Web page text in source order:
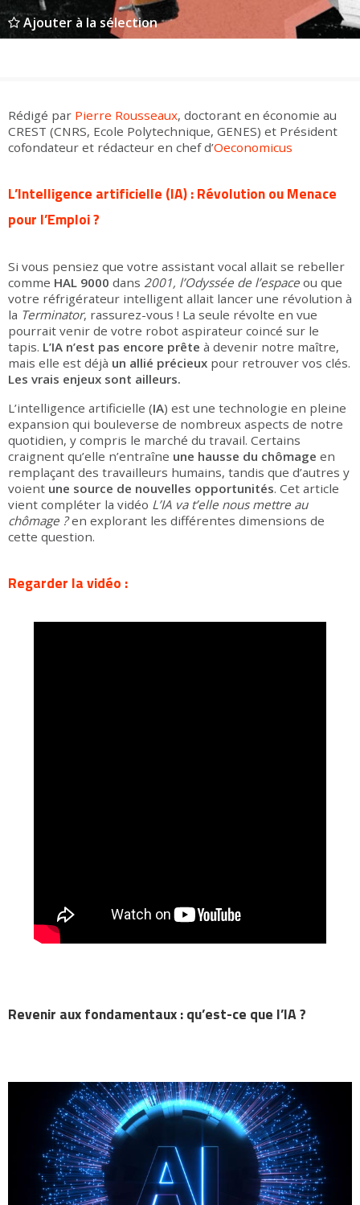
Ajouter à la sélection
Rédigé par Pierre Rousseaux, doctorant en économie au
CREST (CNRS, Ecole Polytechnique, GENES) et Président
cofondateur et rédacteur en chef d’Oeconomicus
L’Intelligence artificielle (IA) : Révolution ou Menace
pour l’Emploi ?
Si vous pensiez que votre assistant vocal allait se rebeller
comme HAL 9000 dans 2001, l’Odyssée de l’espace ou que
votre réfrigérateur intelligent allait lancer une révolution à
la Terminator, rassurez-vous ! La seule révolte en vue
pourrait venir de votre robot aspirateur coincé sur le
tapis. L’IA n’est pas encore prête à devenir notre maître,
mais elle est déjà un allié précieux pour retrouver vos clés.
Les vrais enjeux sont ailleurs.
L’intelligence artificielle (IA) est une technologie en pleine
expansion qui bouleverse de nombreux aspects de notre
quotidien, y compris le marché du travail. Certains
craignent qu’elle n’entraîne une hausse du chômage en
remplaçant des travailleurs humains, tandis que d’autres y
voient une source de nouvelles opportunités. Cet article
vient compléter la vidéo L’IA va t’elle nous mettre au
chômage ?en explorant les différentes dimensions de
cette question.
Regarder la vidéo :
Revenir aux fondamentaux : qu’est-ce que l’IA ?